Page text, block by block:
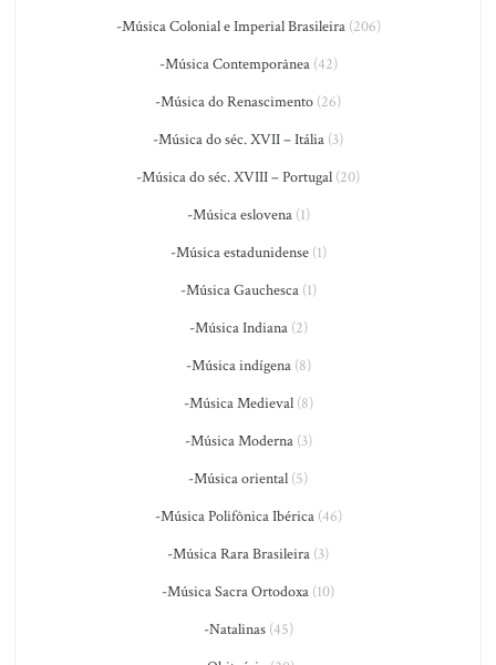
-Música Colonial e Imperial Brasileira(206)
-Música Contemporânea(42)
-Música do Renascimento (26)
-Música do séc. XVII – Itália (3)
-Música do séc. XVIII – Portugal (20)
-Música eslovena(1)
-Música estadunidense(1)
-Música Gauchesca(1)
-Música Indiana(2)
-Música indígena(8)
-Música Medieval(8)
-Música Moderna(3)
-Música oriental (5)
-Música Polifônica Ibérica(46)
-Música Rara Brasileira (3)
-Música Sacra Ortodoxa (10)
-Natalinas(45)